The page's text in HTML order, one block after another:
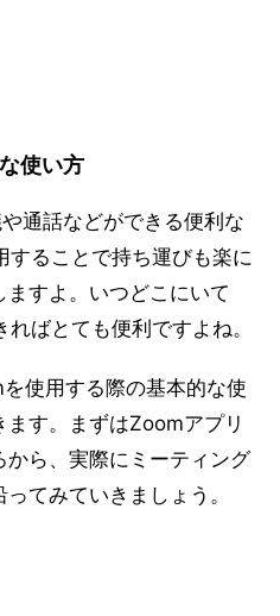
使い方
通話などができる便利な
ることで持ち運びも楽に
すよ。いつどこにいて
ばとても便利ですよね。
使用する際の基本的な使
す。まずはZoomアプリ
ら、実際にミーティング
てみていきましょう。